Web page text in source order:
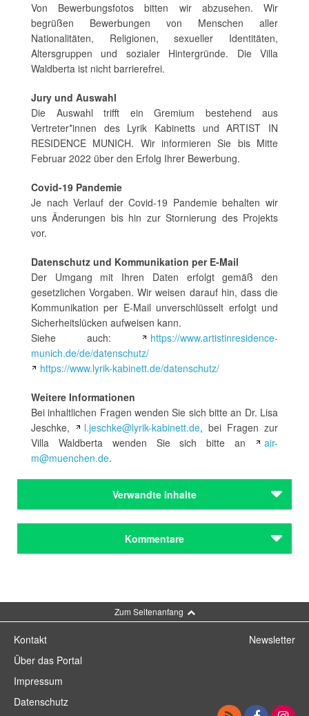
Von Bewerbungsfotos bitten wir abzusehen. Wir
begrüßen Bewerbungen von Menschen aller
Nationalitäten, Religionen, sexueller Identitäten,
Altersgruppen und sozialer Hintergründe. Die Villa
Waldberta ist nicht barrierefrei.
Jury und Auswahl
Die Auswahl trifft ein Gremium bestehend aus
Vertreter*innen des Lyrik Kabinetts und ARTIST IN
RESIDENCE MUNICH. Wir informieren Sie bis Mitte
Februar 2022 über den Erfolg Ihrer Bewerbung.
Covid-19 Pandemie
Je nach Verlauf der Covid-19 Pandemie behalten wir
uns Änderungen bis hin zur Stornierung des Projekts
vor.
Datenschutz und Kommunikation per E-Mail
Der Umgang mit Ihren Daten erfolgt gemäß den
gesetzlichen Vorgaben. Wir weisen darauf hin, dass die
Kommunikation per E-Mail unverschlüsselt erfolgt und
Sicherheitslücken aufweisen kann.
Siehe auch:
https://www.artistinresidence-
munich.de/de/datenschutz/
https://www.lyrik-kabinett.de/datenschutz/
Weitere Informationen
Bei inhaltlichen Fragen wenden Sie sich bitte an Dr. Lisa
Jeschke,
l.jeschke@lyrik-kabinett.de, bei Fragen zur
Villa Waldberta wenden Sie sich bitte an
air-
m@muenchen.de.
Verwandte Inhalte
Städteporträts
München
Literarische Orte
Feldafing: Villa Waldberta
Kommentare
Zum Seitenanfang
Kontakt
Über das Portal
Impressum
Datenschutz
Newsletter